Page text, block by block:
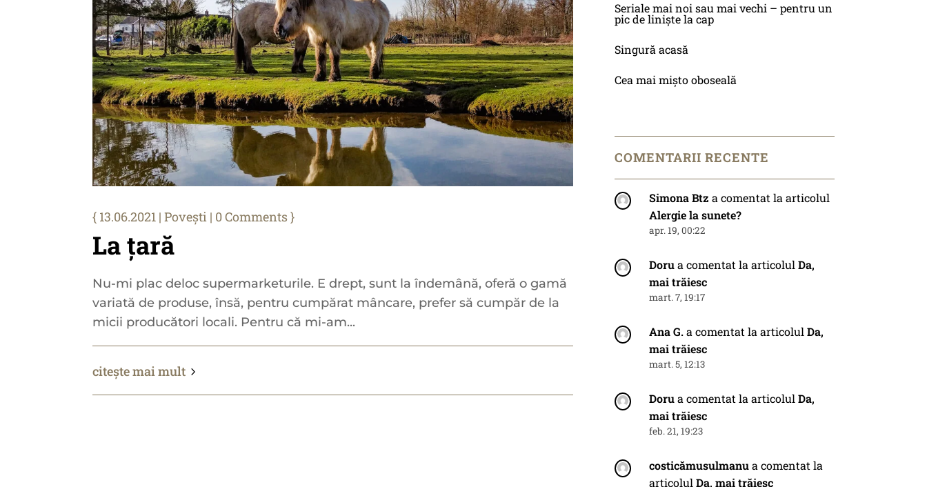
La țară
13.06.2021 |Povești | 0 Comments
Nu-mi plac deloc supermarketurile. E drept, sunt la îndemână, oferă o gamă
variată de produse, însă, pentru cumpărat mâncare, prefer să cumpăr de la
micii producători locali. Pentru că mi-am...
citește mai mult
Seriale mai noi sau mai vechi – pentru un
pic de liniște la cap
Singură acasă
Cea mai mișto oboseală
COMENTARII RECENTE
Simona Btz a comentat la articolul
Alergie la sunete?
apr. 19, 00:22
Dorua comentat la articolulDa,
mai trăiesc
mart. 7, 19:17
Ana G.a comentat la articolulDa,
mai trăiesc
mart. 5, 12:13
Dorua comentat la articolulDa,
mai trăiesc
feb. 21, 19:23
costicămusulmanua comentat la
articolulDa, mai trăiesc